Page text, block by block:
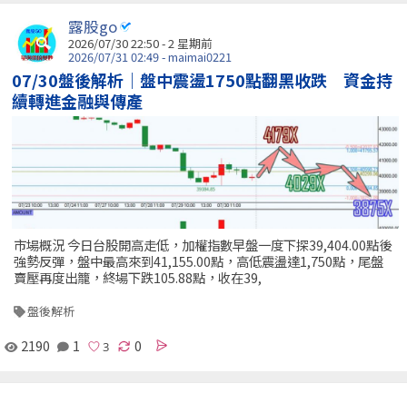
露股go
2026/07/30 22:50 - 2 星期前
2026/07/31 02:49 - maimai0221
07/30盤後解析｜盤中震盪1750點翻黑收跌 資金持
續轉進金融與傳產
市場概況 今日台股開高走低，加權指數早盤一度下探39,404.00點後
強勢反彈，盤中最高來到41,155.00點，高低震盪達1,750點，尾盤
賣壓再度出籠，終場下跌105.88點，收在39,
盤後解析
2190 1 0